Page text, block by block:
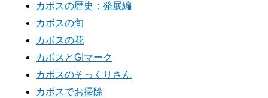
カボスの歴史：発展編
カボスの旬
カボスの花
カボスとGIマーク
カボスのそっくりさん
カボスでお掃除